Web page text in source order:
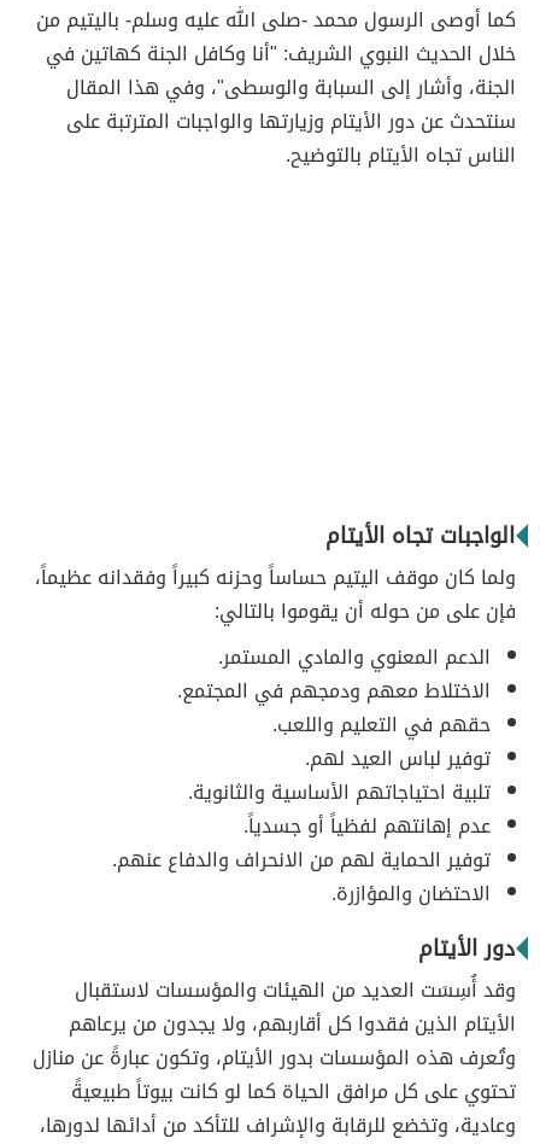
كما أوصى الرسول محمد -صلى الله عليه وسلم- باليتيم من
خلال الحديث النبوي الشريف: "أنا وكافل الجنة كهاتين في
الجنة، وأشار إلى السبابة والوسطى"، وفي هذا المقال
سنتحدث عن دور الأيتام وزيارتها والواجبات المترتبة على
الناس تجاه الأيتام بالتوضيح.
الواجبات تجاه الأيتام
ولما كان موقف اليتيم حساساً وحزنه كبيراً وفقدانه عظيماً،
فإن على من حوله أن يقوموا بالتالي:
الدعم المعنوي والمادي المستمر.
الاختلاط معهم ودمجهم في المجتمع.
حقهم في التعليم واللعب.
توفير لباس العيد لهم.
تلبية احتياجاتهم الأساسية والثانوية.
عدم إهانتهم لفظياً أو جسدياً.
توفير الحماية لهم من الانحراف والدفاع عنهم.
الاحتضان والمؤازرة.
دور الأيتام
وقد أُسِسَت العديد من الهيئات والمؤسسات لاستقبال
الأيتام الذين فقدوا كل أقاربهم، ولا يجدون من يرعاهم
وتُعرف هذه المؤسسات بدور الأيتام، وتكون عبارةً عن منازل
تحتوي على كل مرافق الحياة كما لو كانت بيوتاً طبيعيةً
وعادية، وتخضع للرقابة والإشراف للتأكد من أدائها لدورها،